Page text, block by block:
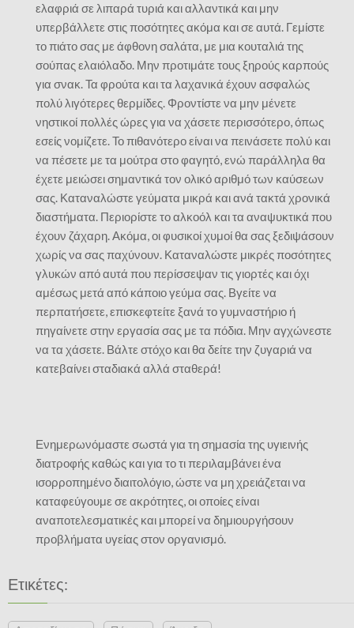
ελαφριά σε λιπαρά τυριά και αλλαντικά και μην
υπερβάλλετε στις ποσότητες ακόμα και σε αυτά. Γεμίστε
το πιάτο σας με άφθονη σαλάτα, με μια κουταλιά της
σούπας ελαιόλαδο. Μην προτιμάτε τους ξηρούς καρπούς
για σνακ. Τα φρούτα και τα λαχανικά έχουν ασφαλώς
πολύ λιγότερες θερμίδες. Φροντίστε να μην μένετε
νηστικοί πολλές ώρες για να χάσετε περισσότερο, όπως
εσείς νομίζετε. Το πιθανότερο είναι να πεινάσετε πολύ και
να πέσετε με τα μούτρα στο φαγητό, ενώ παράλληλα θα
έχετε μειώσει σημαντικά τον ολικό αριθμό των καύσεων
σας. Καταναλώστε γεύματα μικρά και ανά τακτά χρονικά
διαστήματα. Περιορίστε το αλκοόλ και τα αναψυκτικά που
έχουν ζάχαρη. Ακόμα, οι φυσικοί χυμοί θα σας ξεδιψάσουν
χωρίς να σας παχύνουν. Καταναλώστε μικρές ποσότητες
γλυκών από αυτά που περίσσεψαν τις γιορτές και όχι
αμέσως μετά από κάποιο γεύμα σας. Βγείτε να
περπατήσετε, επισκεφτείτε ξανά το γυμναστήριο ή
πηγαίνετε στην εργασία σας με τα πόδια. Μην αγχώνεστε
να τα χάσετε. Βάλτε στόχο και θα δείτε την ζυγαριά να
κατεβαίνει σταδιακά αλλά σταθερά!
Ενημερωνόμαστε σωστά για τη σημασία της υγιεινής
διατροφής καθώς και για το τι περιλαμβάνει ένα
ισορροπημένο διαιτολόγιο, ώστε να μη χρειάζεται να
καταφεύγουμε σε ακρότητες, οι οποίες είναι
αναποτελεσματικές και μπορεί να δημιουργήσουν
προβλήματα υγείας στον οργανισμό.
Ετικέτες: